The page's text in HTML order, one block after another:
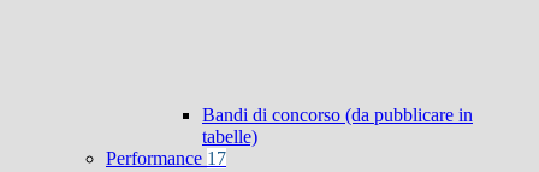
Bandi di concorso (da pubblicare in
tabelle)
Performance 17